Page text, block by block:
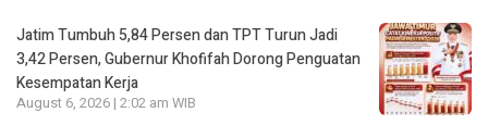
Jatim Tumbuh 5,84 Persen dan TPT Turun Jadi
3,42 Persen, Gubernur Khofifah Dorong Penguatan
Kesempatan Kerja
August 6, 2026 | 2:02 am WIB